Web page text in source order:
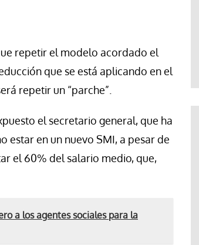
repetir el modelo acordado el
que se está aplicando en el
repetir un “parche”.
el secretario general, que ha
estar en un nuevo SMI, a pesar de
el 60% del salario medio, que,
a los agentes sociales para la